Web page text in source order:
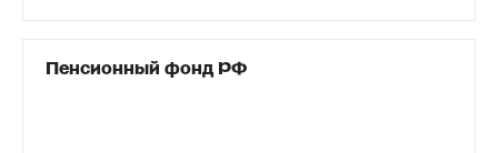
Пенсионный фонд РФ